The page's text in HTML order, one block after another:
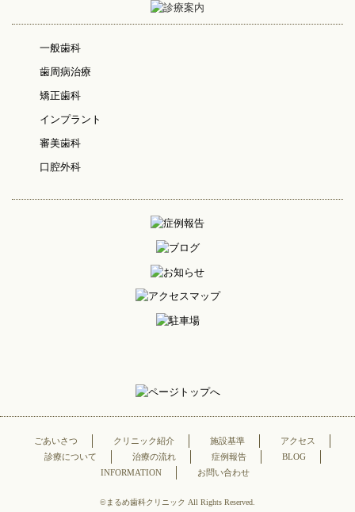
一般歯科
歯周病治療
矯正歯科
インプラント
審美歯科
口腔外科
ごあいさつ クリニック紹介 施設基準
アクセス
診療について
治療の流れ 症例報告
BLOG
INFORMATION
お問い合わせ
©まるめ歯科クリニック All Rights Reserved.